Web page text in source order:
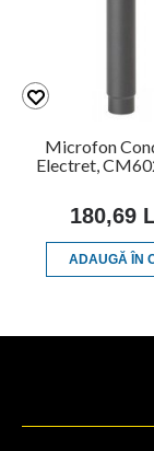
Microfon
Electret,
180,69
ADAUGĂ ÎN